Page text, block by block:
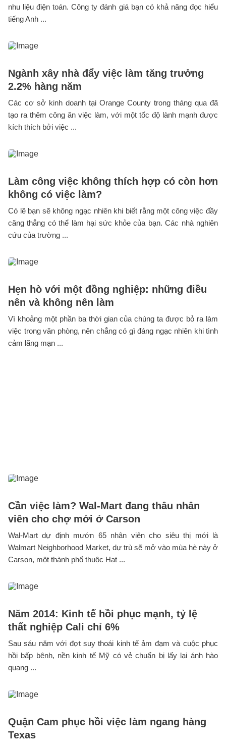
nhu liệu điện toán. Công ty đánh giá bạn có khả năng đọc hiểu
tiếng Anh ...
Ngành xây nhà đẩy việc làm tăng trưởng
2.2% hàng năm
Các cơ sở kinh doanh tại Orange County trong tháng qua đã
tạo ra thêm công ăn việc làm, với một tốc độ lành mạnh được
kích thích bởi việc ...
Làm công việc không thích hợp có còn hơn
không có việc làm?
Có lẽ bạn sẽ không ngạc nhiên khi biết rằng một công việc đầy
căng thẳng có thể làm hại sức khỏe của bạn. Các nhà nghiên
cứu của trường ...
Hẹn hò với một đồng nghiệp: những điều
nên và không nên làm
Vì khoảng một phần ba thời gian của chúng ta được bỏ ra làm
việc trong văn phòng, nên chẳng có gì đáng ngạc nhiên khi tình
cảm lãng mạn ...
Cần việc làm? Wal-Mart đang thâu nhân
viên cho chợ mới ở Carson
Wal-Mart dự định mướn 65 nhân viên cho siêu thị mới là
Walmart Neighborhood Market, dự trù sẽ mở vào mùa hè này ở
Carson, một thành phố thuộc Hạt ...
Năm 2014: Kinh tế hồi phục mạnh, tỷ lệ
thất nghiệp Cali chỉ 6%
Sau sáu năm với đợt suy thoái kinh tế ảm đạm và cuộc phục
hồi bấp bênh, nền kinh tế Mỹ có vẻ chuẩn bị lấy lại ánh hào
quang ...
Quận Cam phục hồi việc làm ngang hàng
Texas